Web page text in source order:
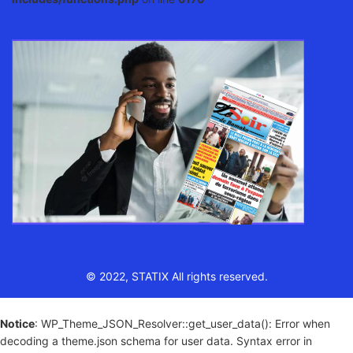
© 2022, STATIX All rights reserved.
Notice: WP_Theme_JSON_Resolver::get_user_data(): Error when
decoding a theme.json schema for user data. Syntax error in